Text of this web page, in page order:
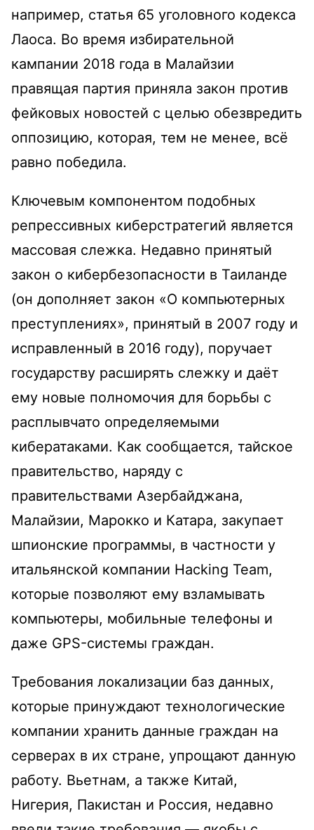
например, статья 65 уголовного кодекса
Лаоса. Во время избирательной
кампании 2018 года в Малайзии
правящая партия приняла закон против
фейковых новостей с целью обезвредить
оппозицию, которая, тем не менее, всё
равно победила.
Ключевым компонентом подобных
репрессивных киберстратегий является
массовая слежка. Недавно принятый
закон о кибербезопасности в Таиланде
(он дополняет закон «О компьютерных
преступлениях», принятый в 2007 году и
исправленный в 2016 году), поручает
государству расширять слежку и даёт
ему новые полномочия для борьбы с
расплывчато определяемыми
кибератаками. Как сообщается, тайское
правительство, наряду с
правительствами Азербайджана,
Малайзии, Марокко и Катара, закупает
шпионские программы, в частности у
итальянской компании Hacking Team,
которые позволяют ему взламывать
компьютеры, мобильные телефоны и
даже GPS-системы граждан.
Требования локализации баз данных,
которые принуждают технологические
компании хранить данные граждан на
серверах в их стране, упрощают данную
работу. Вьетнам, а также Китай,
Нигерия, Пакистан и Россия, недавно